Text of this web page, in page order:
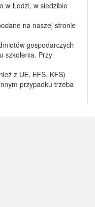
w Łodzi, w siedzibie
na naszej stronie
gospodarczych
szkolenia. Przy
z UE, EFS, KFS)
przypadku trzeba